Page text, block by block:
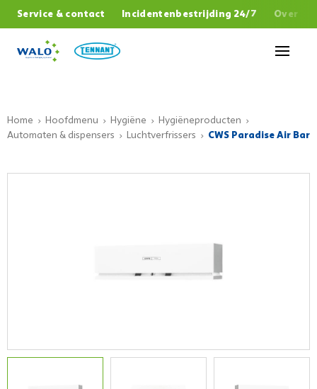
Service & contact Incidentenbestrijding 24/7 Over
Home Hoofdmenu Hygiëne
Hygiëneproducten
Automaten & dispensers
Luchtverfrissers CWS Paradise Air Bar